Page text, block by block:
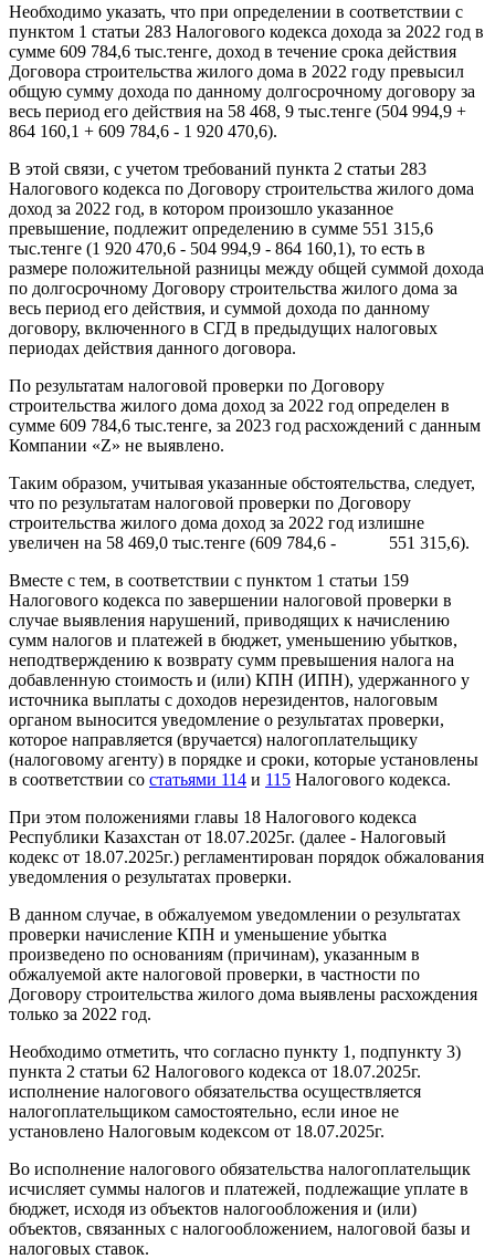
Необходимо указать, что при определении в соответствии с
пунктом 1 статьи 283 Налогового кодекса дохода за 2022 год в
сумме 609 784,6 тыс.тенге, доход в течение срока действия
Договора строительства жилого дома в 2022 году превысил
общую сумму дохода по данному долгосрочному договору за
весь период его действия на 58 468, 9 тыс.тенге (504 994,9 +
864 160,1 + 609 784,6 - 1 920 470,6).
В этой связи, с учетом требований пункта 2 статьи 283
Налогового кодекса по Договору строительства жилого дома
доход за 2022 год, в котором произошло указанное
превышение, подлежит определению в сумме 551 315,6
тыс.тенге (1 920 470,6 - 504 994,9 - 864 160,1), то есть в
размере положительной разницы между общей суммой дохода
по долгосрочному Договору строительства жилого дома за
весь период его действия, и суммой дохода по данному
договору, включенного в СГД в предыдущих налоговых
периодах действия данного договора.
По результатам налоговой проверки по Договору
строительства жилого дома доход за 2022 год определен в
сумме 609 784,6 тыс.тенге, за 2023 год расхождений с данным
Компании «Z» не выявлено.
Таким образом, учитывая указанные обстоятельства, следует,
что по результатам налоговой проверки по Договору
строительства жилого дома доход за 2022 год излишне
увеличен на 58 469,0 тыс.тенге (609 784,6 - 551 315,6).
Вместе с тем, в соответствии с пунктом 1 статьи 159
Налогового кодекса по завершении налоговой проверки в
случае выявления нарушений, приводящих к начислению
сумм налогов и платежей в бюджет, уменьшению убытков,
неподтверждению к возврату сумм превышения налога на
добавленную стоимость и (или) КПН (ИПН), удержанного у
источника выплаты с доходов нерезидентов, налоговым
органом выносится уведомление о результатах проверки,
которое направляется (вручается) налогоплательщику
(налоговому агенту) в порядке и сроки, которые установлены
в соответствии со статьями 114 и 115 Налогового кодекса.
При этом положениями главы 18 Налогового кодекса
Республики Казахстан от 18.07.2025г. (далее - Налоговый
кодекс от 18.07.2025г.) регламентирован порядок обжалования
уведомления о результатах проверки.
В данном случае, в обжалуемом уведомлении о результатах
проверки начисление КПН и уменьшение убытка
произведено по основаниям (причинам), указанным в
обжалуемой акте налоговой проверки, в частности по
Договору строительства жилого дома выявлены расхождения
только за 2022 год.
Необходимо отметить, что согласно пункту 1, подпункту 3)
пункта 2 статьи 62 Налогового кодекса от 18.07.2025г.
исполнение налогового обязательства осуществляется
налогоплательщиком самостоятельно, если иное не
установлено Налоговым кодексом от 18.07.2025г.
Во исполнение налогового обязательства налогоплательщик
исчисляет суммы налогов и платежей, подлежащие уплате в
бюджет, исходя из объектов налогообложения и (или)
объектов, связанных с налогообложением, налоговой базы и
налоговых ставок.